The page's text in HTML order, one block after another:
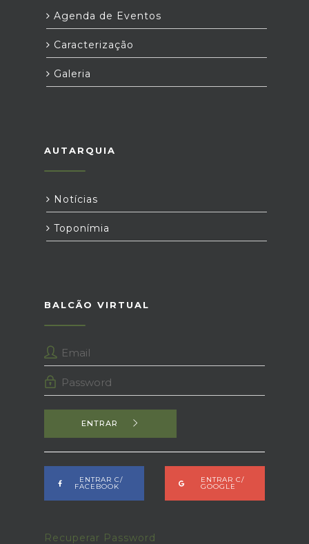
Agenda de Eventos
Caracterização
Galeria
AUTARQUIA
Notícias
Toponímia
BALCÃO VIRTUAL
ENTRAR
ENTRAR C/
FACEBOOK
ENTRAR C/
GOOGLE
Recuperar Password